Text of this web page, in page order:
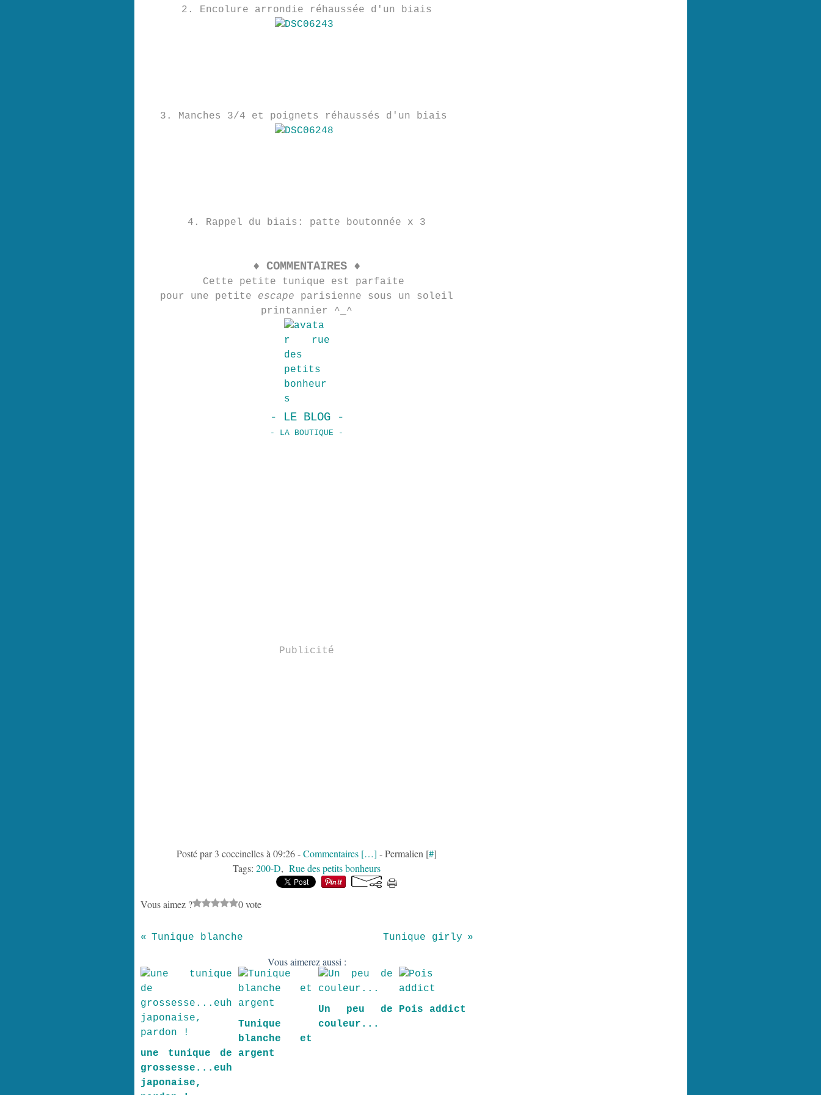
2. Encolure arrondie réhaussée d'un biais
3. Manches 3/4 et poignets réhaussés d'un biais
4. Rappel du biais: patte boutonnée x 3
♦ COMMENTAIRES ♦
Cette petite tunique est parfaite
pour une petite escape parisienne sous un soleil
printannier ^_^
- LE BLOG -
- LA BOUTIQUE -
Publicité
Posté par 3 coccinelles à 09:26 -Commentaires […] - Permalien [#]
Tags: 200-D, Rue des petits bonheurs
Vous aimez ? 0 vote
Tunique blanche Tunique girly
Vous aimerez aussi :
une tunique de
grossesse...euh
japonaise,
Tunique
blanche et
argent
Un peu de
couleur...
Pois addict